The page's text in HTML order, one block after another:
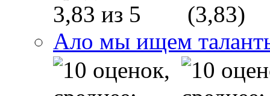
(3,83)
Ало мы ищем